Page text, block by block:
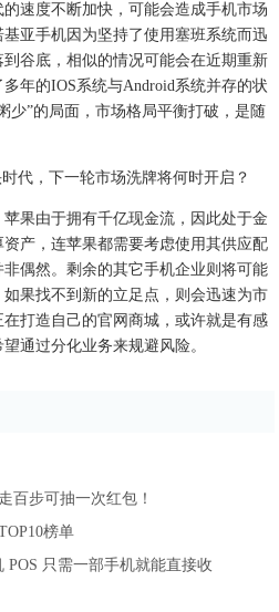
速度不断加快，可能会造成手机市场
亚手机因为坚持了使用塞班系统而迅
谷底，相似的情况可能会在近期重新
年的IOS系统与Android系统并存的状
少”的局面，市场格局平衡打破，是随
果由于拥有千亿现金流，因此处于金
产，连苹果都需要考虑使用其供应配
偶然。剩余的其它手机企业则将可能
果找不到新的立足点，则会迅速为市
打造自己的官网商城，或许就是有感
通过分化业务来规避风险。
百步可抽一次红包！
榜单
只需一部手机就能直接收